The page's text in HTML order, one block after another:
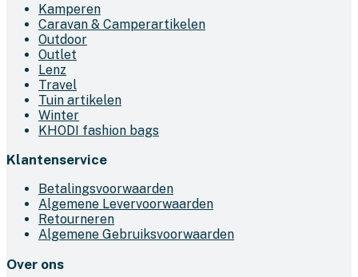
Kamperen
Caravan & Camperartikelen
Outdoor
Outlet
Lenz
Travel
Tuin artikelen
Winter
KHODI fashion bags
Klantenservice
Betalingsvoorwaarden
Algemene Levervoorwaarden
Retourneren
Algemene Gebruiksvoorwaarden
Over ons